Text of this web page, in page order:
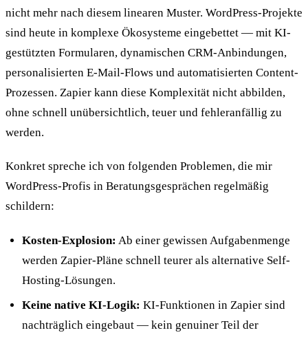
nicht mehr nach diesem linearen Muster. WordPress-Projekte
sind heute in komplexe Ökosysteme eingebettet — mit KI-
gestützten Formularen, dynamischen CRM-Anbindungen,
personalisierten E-Mail-Flows und automatisierten Content-
Prozessen. Zapier kann diese Komplexität nicht abbilden,
ohne schnell unübersichtlich, teuer und fehleranfällig zu
werden.
Konkret spreche ich von folgenden Problemen, die mir
WordPress-Profis in Beratungsgesprächen regelmäßig
schildern:
Kosten-Explosion: Ab einer gewissen Aufgabenmenge
werden Zapier-Pläne schnell teurer als alternative Self-
Hosting-Lösungen.
Keine native KI-Logik: KI-Funktionen in Zapier sind
nachträglich eingebaut — kein genuiner Teil der